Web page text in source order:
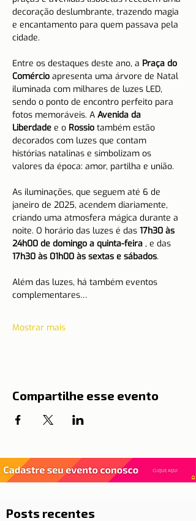
decoração deslumbrante, trazendo magia
e encantamento para quem passava pela
cidade.
Entre os destaques deste ano, a Praça do
Comércio apresenta uma árvore de Natal
iluminada com milhares de luzes LED,
sendo o ponto de encontro perfeito para
fotos memoráveis. A Avenida da
Liberdade e o Rossio também estão
decorados com luzes que contam
histórias natalinas e simbolizam os
valores da época: amor, partilha e união.
As iluminações, que seguem até 6 de
janeiro de 2025, acendem diariamente,
criando uma atmosfera mágica durante a
noite. O horário das luzes é das 17h30 às
24h00 de domingo a quinta-feira , e das
17h30 às 01h00 às sextas e sábados.
Além das luzes, há também eventos
complementares…
Mostrar mais
Compartilhe esse evento
Posts recentes